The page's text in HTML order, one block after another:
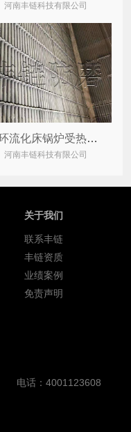
河南丰链科技有限公司
循环流化床锅炉受热面水冷壁磨损因素及智链防磨技术措施
河南丰链科技有限公司
关于我们
联系丰链
丰链资质
业绩案例
免责声明
电话：4001123608